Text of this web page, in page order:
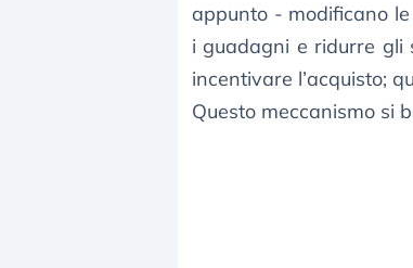
appunto - modificano
i guadagni e ridurre gli
incentivare l’acquisto;
Questo meccanismo si